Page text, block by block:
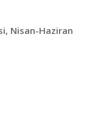
Nisan-Haziran